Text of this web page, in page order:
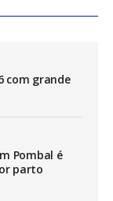
com grande
Pombal é
parto